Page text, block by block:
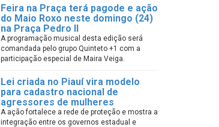
Feira na Praça terá pagode e ação
do Maio Roxo neste domingo (24)
na Praça Pedro II
A programação musical desta edição será
comandada pelo grupo Quinteto +1 com a
participação especial de Maira Veiga.
Lei criada no Piauí vira modelo
para cadastro nacional de
agressores de mulheres
A ação fortalece a rede de proteção e mostra a
integração entre os governos estadual e